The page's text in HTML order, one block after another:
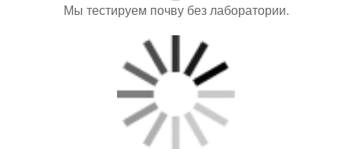
Мы тестируем почву без лаборатории.